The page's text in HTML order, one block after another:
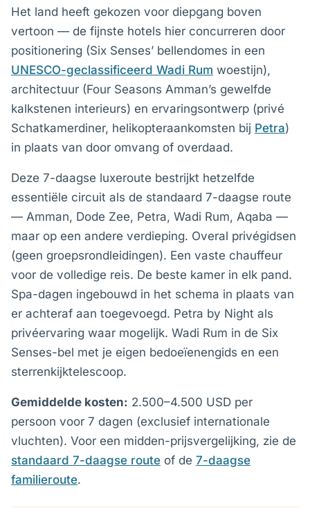
Het land heeft gekozen voor diepgang boven
vertoon — de fijnste hotels hier concurreren door
positionering (Six Senses’ bellendomes in een
UNESCO-geclassificeerd Wadi Rum woestijn),
architectuur (Four Seasons Amman’s gewelfde
kalkstenen interieurs) en ervaringsontwerp (privé
Schatkamerdiner, helikopteraankomsten bij Petra)
in plaats van door omvang of overdaad.
Deze 7-daagse luxeroute bestrijkt hetzelfde
essentiële circuit als de standaard 7-daagse route
— Amman, Dode Zee, Petra, Wadi Rum, Aqaba —
maar op een andere verdieping. Overal privégidsen
(geen groepsrondleidingen). Een vaste chauffeur
voor de volledige reis. De beste kamer in elk pand.
Spa-dagen ingebouwd in het schema in plaats van
er achteraf aan toegevoegd. Petra by Night als
privéervaring waar mogelijk. Wadi Rum in de Six
Senses-bel met je eigen bedoeïenengids en een
sterrenkijktelescoop.
Gemiddelde kosten: 2.500–4.500 USD per
persoon voor 7 dagen (exclusief internationale
vluchten). Voor een midden-prijsvergelijking, zie de
standaard 7-daagse route of de 7-daagse
familieroute.